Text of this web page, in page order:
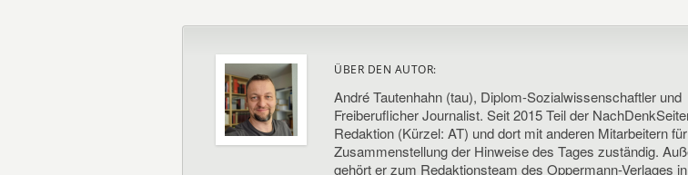
ÜBER DEN AUTOR:
André Tautenhahn (tau), Diplom-Sozialwissenschaftler und
Freiberuflicher Journalist. Seit 2015 Teil der
Redaktion (Kürzel: AT) und dort mit anderen Mitarbeitern
Zusammenstellung der Hinweise des Tages zuständig.
gehört er zum Redaktionsteam des Oppermann-Verlages in